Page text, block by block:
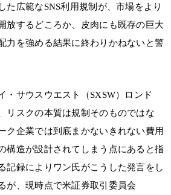
た広範なSNS利用規制が、市場をより
放するどころか、皮肉にも既存の巨大
力を強める結果に終わりかねないと警
・サウスウエスト（SXSW）ロンド
リスクの本質は規制そのものではな
ク企業では到底まかないきれない費用
構造が設計されてしまう点にあると指
記録によりワン氏がこうした発言をし
が、現時点で米証券取引委員会